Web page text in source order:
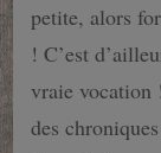
petite, alors
! C’est
vraie vocation
des